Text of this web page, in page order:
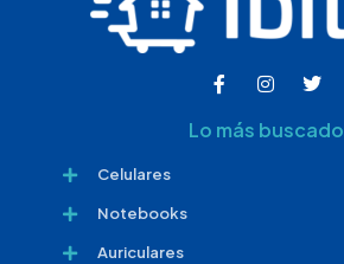
Lo más buscado
Celulares
Notebooks
Auriculares